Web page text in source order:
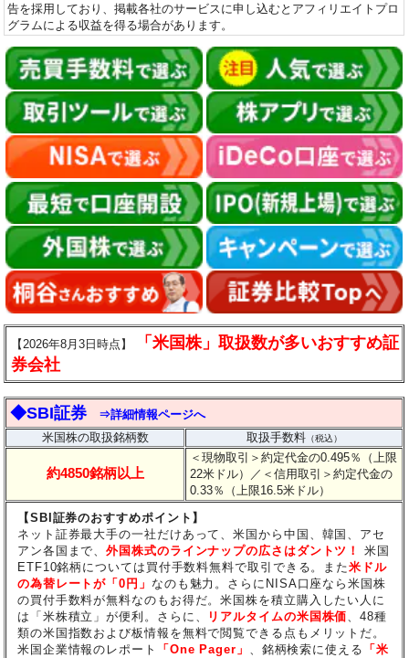
告を採用しており、掲載各社のサービスに申し込むとアフィリエイトプロ
グラムによる収益を得る場合があります。
【2026年8月3日時点】
「米国株」取扱数が多いおすすめ証
券会社
◆SBI証券
⇒詳細情報ページへ
米国株の取扱銘柄数
取扱手数料（税込）
約4850銘柄以上
＜現物取引＞約定代金の0.495％（上限
22米ドル）
／＜信用取引＞約定代金の
0.33％（上限16.5米ドル）
【SBI証券のおすすめポイント】
ネット証券最大手の一社だけあって、米国から中国、韓国、アセ
アン各国まで、外国株式のラインナップの広さはダントツ！
米国
ETF10銘柄については買付手数料無料で取引できる。また米ドル
の為替レートが「0円」 なのも魅力。さらにNISA口座なら米国株
の買付手数料が無料なのもお得だ。米国株を積立購入したい人に
は「米株積立」が便利。さらに、
リアルタイムの米国株価、48種
類の米国指数および板情報を無料で閲覧できる点もメリットだ。
米国企業情報のレポート
「One Pager」 、銘柄検索に使える 「米